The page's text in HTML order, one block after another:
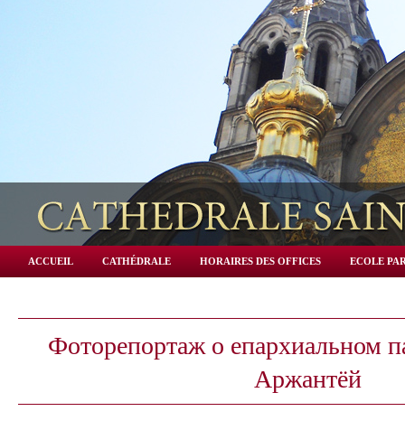
ACCUEIL CATHÉDRALE HORAIRES DES OFFICES ECOLE
Фоторепортаж о епархиальном
Аржантёй